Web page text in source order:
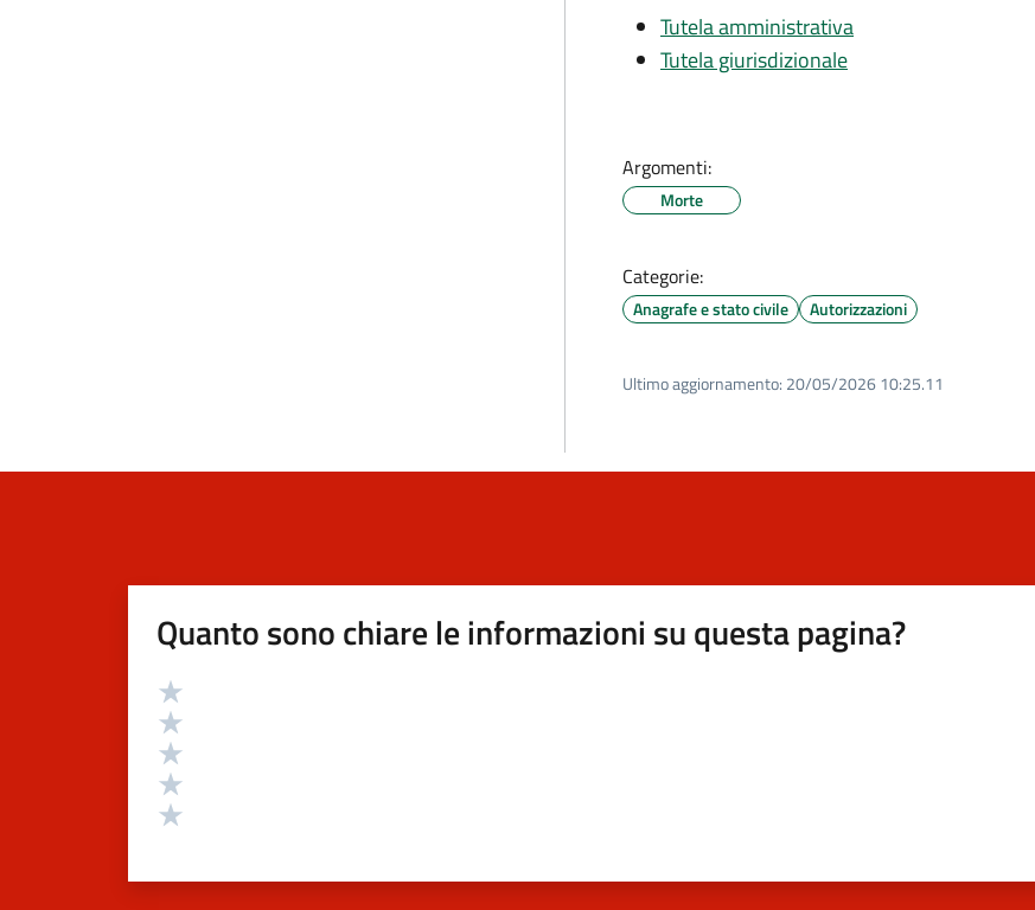
Tutela amministrativa
Tutela giurisdizionale
Argomenti:
Morte
Categorie:
Anagrafe e stato civile Autorizzazioni
Ultimo aggiornamento: 20/05/2026 10:25.11
Quanto sono chiare le informazioni su questa pagina?
Valutazione